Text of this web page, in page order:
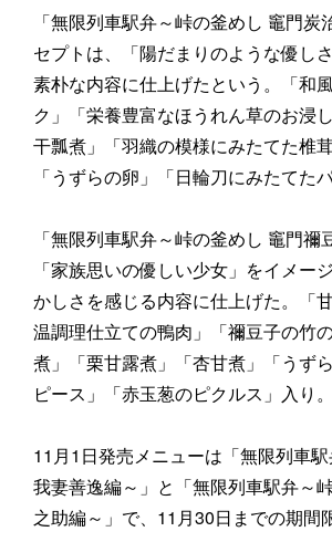
「無限列車駅弁～峠の釜めし 竈門炭
セプトは、「陽だまりのような優し
素朴な内容に仕上げたという。「和
ク」「栄養豊富なほうれん草のお浸
干瓢煮」「羽織の模様にみたてた椎
「うずらの卵」「日輪刀にみたてた
「無限列車駅弁～峠の釜めし 竈門禰
「家族思いの優しい少女」をイメー
かしさを感じる内容に仕上げた。「
温調理仕立ての鴨肉」「禰豆子の竹
煮」「栗甘露煮」「杏甘煮」「うず
ピース」「赤玉葱のピクルス」入り。
11月1日発売メニューは「無限列車
我妻善逸編～」と「無限列車駅弁～
之助編～」で、11月30日までの期間